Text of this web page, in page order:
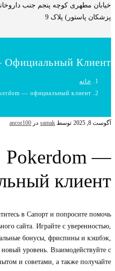
خیابان مطهری کوچه پنجم جنب
پزشکان پاستور) پلاک 9
Клиент
خانه
— официальный клиент
آگوست 8, 2025 توسط samak در ancor100
Pokerdom —
клиент
в Сапорт и попросите помочь
сайта. Играйте с уверенностью,
бонусы, фриспины и кэшбэк,
уровень. Взаимодействуйте с
и советами, а также получайте